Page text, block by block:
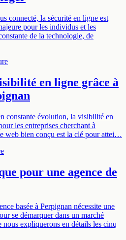
connecté, la sécurité en ligne est
pour les individus et les
de la technologie, de
en ligne grâce à
constante évolution, la visibilité en
les entreprises cherchant à
web bien conçu est la clé pour attei…
pour une agence de
basée à Perpignan nécessite une
se démarquer dans un marché
expliquerons en détails les cinq